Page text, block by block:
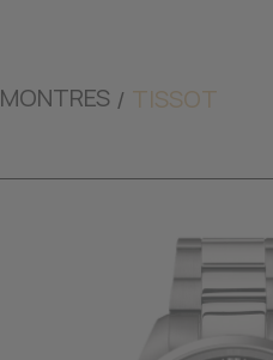
MONTRES TISSOT